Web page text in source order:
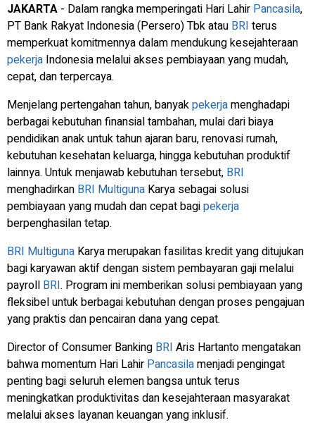
JAKARTA - Dalam rangka memperingati Hari Lahir Pancasila,
PT Bank Rakyat Indonesia (Persero) Tbk atau BRI terus
memperkuat komitmennya dalam mendukung kesejahteraan
pekerja Indonesia melalui akses pembiayaan yang mudah,
cepat, dan terpercaya.
Menjelang pertengahan tahun, banyakpekerjamenghadapi
berbagai kebutuhan finansial tambahan, mulai dari biaya
pendidikan anak untuk tahun ajaran baru, renovasi rumah,
kebutuhan kesehatan keluarga, hingga kebutuhan produktif
lainnya. Untuk menjawab kebutuhan tersebut, BRI
menghadirkan BRI Multiguna Karya sebagai solusi
pembiayaan yang mudah dan cepat bagipekerja
berpenghasilan tetap.
BRI Multiguna Karya merupakan fasilitas kredit yang ditujukan
bagi karyawan aktif dengan sistem pembayaran gaji melalui
payroll BRI. Program ini memberikan solusi pembiayaan yang
fleksibel untuk berbagai kebutuhan dengan proses pengajuan
yang praktis dan pencairan dana yang cepat.
Director of Consumer Banking BRI Aris Hartanto mengatakan
bahwa momentum Hari Lahir Pancasilamenjadi pengingat
penting bagi seluruh elemen bangsa untuk terus
meningkatkan produktivitas dan kesejahteraan masyarakat
melalui akses layanan keuangan yang inklusif.